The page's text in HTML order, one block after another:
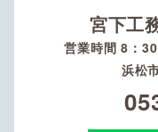
宮下工
営業時間 8：
浜松